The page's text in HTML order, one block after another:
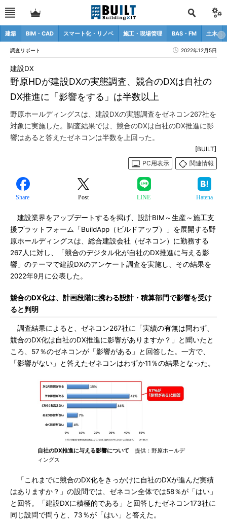
建築 BIM・CAD スマート化・リノベ 施工・現場管理 BAS・FM 土木
調査リポート 2022年12月5日
野原HDが建設DXの実態調査、競合のDXは自社の
DX推進に「影響をする」は半数以上
建設DX
野原ホールディングスは、建設DXの実態調査をゼネコン267社を
対象に実施した。調査結果では、競合のDXは自社のDX推進に影
響はあると答えたゼネコンは半数を上回った。
[BUILT]
PC用表示
関連情報
Share Post LINE Hatena
建設業界をアップデートするを掲げ、設計BIM～生産～施工支
援プラットフォーム「BuildApp（ビルドアップ）」を展開する野
原ホールディングスは、総合建設会社（ゼネコン）に勤務する
267人に対し、「競合のデジタル化が自社のDX推進に与える影
響」のテーマで建設DXのアンケート調査を実施し、その結果を
2022年9月に公表した。
競合のDX化は、計画段階に携わる設計・積算部門で影響を受け
ると判明
調査結果によると、ゼネコン267社に「実績の有無は問わず、
競合のDX化は自社のDX推進に影響がありますか？」と聞いたと
ころ、57％のゼネコンが「影響がある」と回答した。一方で、
「影響がない」と答えたゼネコンはわずか11％の結果となった。
自社のDX推進に与える影響について 提供：野原ホールデ
ィングス
「これまでに競合のDX化をきっかけに自社のDXが進んだ実績
はありますか？」の設問では、ゼネコン全体では58％が「はい」
と回答。「建設DXに積極的である」と回答したゼネコン173社に
同じ設問で問うと、73％が「はい」と答えた。